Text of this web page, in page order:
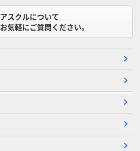
アスクルについて
お気軽にご質問ください。